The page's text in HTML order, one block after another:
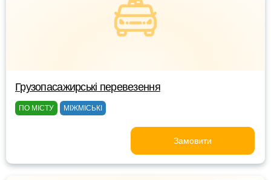
Грузопасажирські перевезення
ПО МІСТУ МІЖМІСЬКІ
Замовити